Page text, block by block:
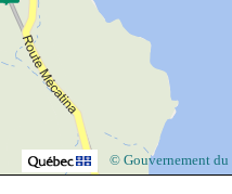
© Gouvernement du